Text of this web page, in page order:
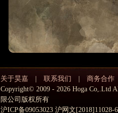
关于昊嘉 | 联系我们 | 商务合作
Copyright© 2009 - 2026 Hoga Co,.Ltd
限公司版权所有
沪ICP备09053023 沪网文